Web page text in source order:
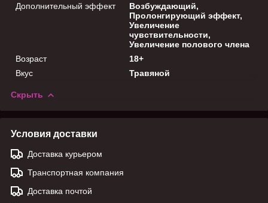
Дополнительный эффект
Возбуждающий,
Пролонгирующий эффект,
Увеличение
чувствительности,
Увеличение полового члена
Возраст
18+
Вкус
Травяной
Скрыть
Условия доставки
Доставка курьером
Транспортная компания
Доставка почтой